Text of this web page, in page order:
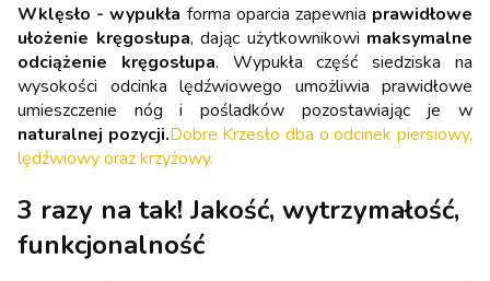
Wklęsło - wypukła forma oparcia zapewnia prawidłowe
ułożenie kręgosłupa, dając użytkownikowi maksymalne
odciążenie kręgosłupa. Wypukła część siedziska na
wysokości odcinka lędźwiowego umożliwia prawidłowe
umieszczenie nóg i pośladków pozostawiając je w
naturalnej pozycji.Dobre Krzesło dba o odcinek piersiowy,
lędźwiowy oraz krzyżowy.
3 razy na tak! Jakość, wytrzymałość,
funkcjonalność